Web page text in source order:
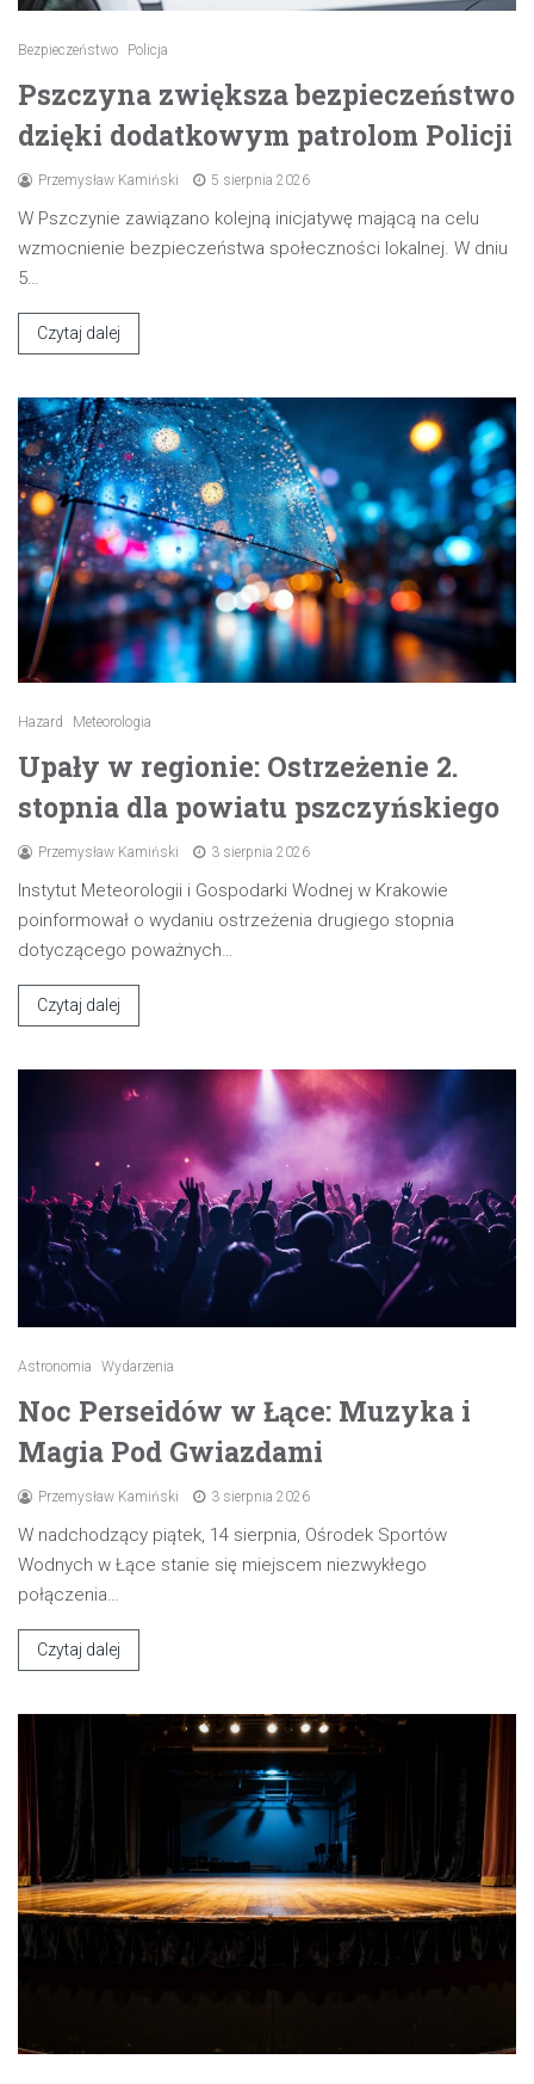
Bezpieczeństwo Policja
Pszczyna zwiększa bezpieczeństwo
dzięki dodatkowym patrolom Policji
Przemysław Kamiński 5 sierpnia 2026
W Pszczynie zawiązano kolejną inicjatywę mającą na celu
wzmocnienie bezpieczeństwa społeczności lokalnej. W dniu
5…
Czytaj dalej
Hazard Meteorologia
Upały w regionie: Ostrzeżenie 2.
stopnia dla powiatu pszczyńskiego
Przemysław Kamiński 3 sierpnia 2026
Instytut Meteorologii i Gospodarki Wodnej w Krakowie
poinformował o wydaniu ostrzeżenia drugiego stopnia
dotyczącego poważnych…
Czytaj dalej
Astronomia Wydarzenia
Noc Perseidów w Łące: Muzyka i
Magia Pod Gwiazdami
Przemysław Kamiński 3 sierpnia 2026
W nadchodzący piątek, 14 sierpnia, Ośrodek Sportów
Wodnych w Łące stanie się miejscem niezwykłego
połączenia…
Czytaj dalej